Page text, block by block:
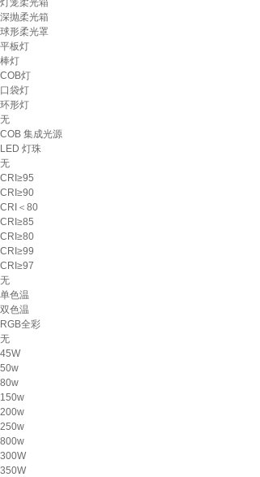
灯笼柔光箱
深抛柔光箱
球形柔光罩
平板灯
棒灯
COB灯
口袋灯
环形灯
无
COB 集成光源
LED 灯珠
无
CRI≥95
CRI≥90
CRI＜80
CRI≥85
CRI≥80
CRI≥99
CRI≥97
无
单色温
双色温
RGB全彩
无
45W
50w
80w
150w
200w
250w
800w
300W
350W